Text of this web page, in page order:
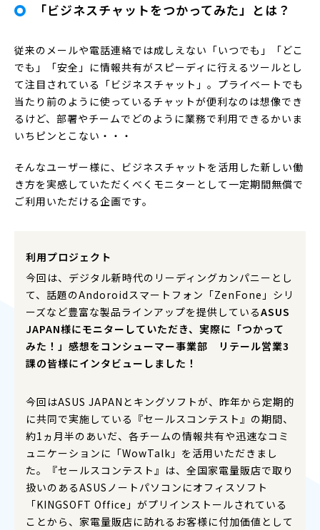
「ビジネスチャットをつかってみた」とは？
従来のメールや電話連絡では成しえない「いつでも」「どこ
でも」「安全」に情報共有がスピーディに行えるツールとし
て注目されている「ビジネスチャット」。プライベートでも
当たり前のように使っているチャットが便利なのは想像でき
るけど、部署やチームでどのように業務で利用できるかいま
いちピンとこない・・・
そんなユーザー様に、ビジネスチャットを活用した新しい働
き方を実感していただくべくモニターとして一定期間無償で
ご利用いただける企画です。
利用プロジェクト
今回は、デジタル新時代のリーディングカンパニーとし
て、話題のAndoroidスマートフォン「ZenFone」シリ
ーズなど豊富な製品ラインアップを提供しているASUS
JAPAN様にモニターしていただき、実際に「つかって
みた！」感想をコンシューマー事業部 リテール営業3
課の皆様にインタビューしました！
今回はASUS JAPANとキングソフトが、昨年から定期的
に共同で実施している『セールスコンテスト』の期間、
約1ヵ月半のあいだ、各チームの情報共有や迅速なコミ
ュニケーションに「WowTalk」を活用いただきまし
た。『セールスコンテスト』は、全国家電量販店で取り
扱いのあるASUSノートパソコンにオフィスソフト
「KINGSOFT Office」がプリインストールされている
ことから、家電量販店に訪れるお客様に付加価値として